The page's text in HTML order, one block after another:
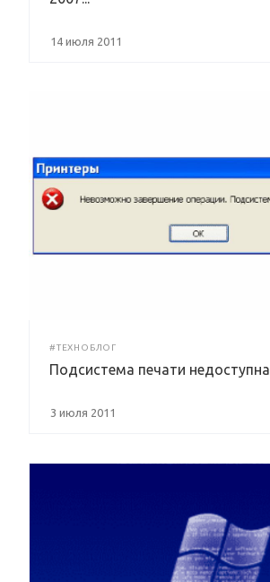
14 июля 2011
#ТЕХНОБЛОГ
Подсистема печати недоступна
3 июля 2011